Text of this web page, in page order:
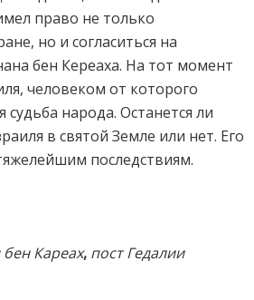
право не только
но и согласиться на
бен Кереахa. На тот момент
человеком от которого
народа. Останется ли
в святой Земле или нет. Его
последствиям.
Кареах, пост Гедалии